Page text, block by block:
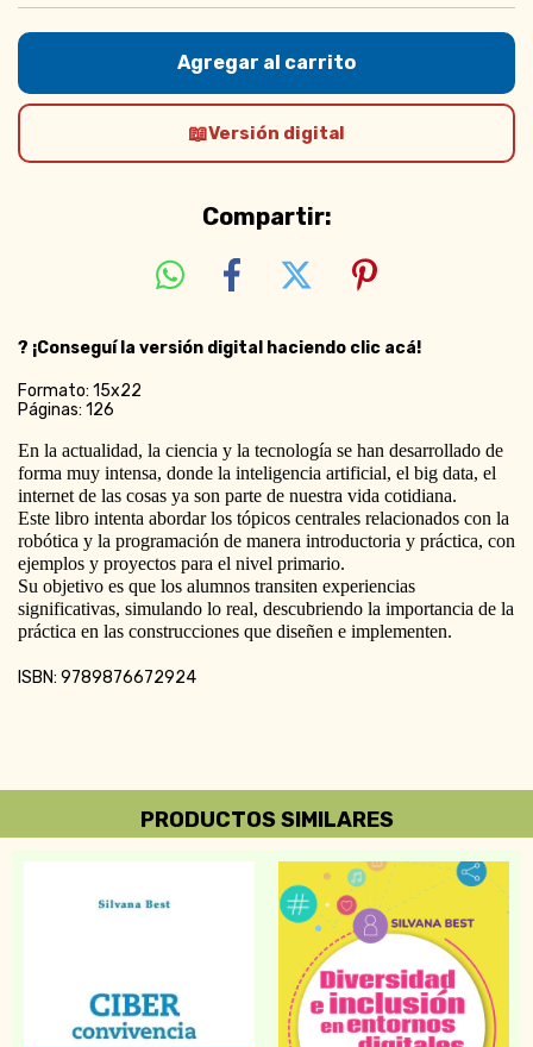
Versión digital
Compartir:
? ¡Conseguí la versión digital haciendo clic acá!
Formato: 15x22
Páginas: 126
En la actualidad, la ciencia y la tecnología se han desarrollado de
forma muy intensa, donde la inteligencia artificial, el big data, el
internet de las cosas ya son parte de nuestra vida cotidiana.
Este libro intenta abordar los tópicos centrales relacionados con la
robótica y la programación de manera introductoria y práctica, con
ejemplos y proyectos para el nivel primario.
Su objetivo es que los alumnos transiten experiencias
significativas, simulando lo real, descubriendo la importancia de la
práctica en las construcciones que diseñen e implementen.
ISBN: 9789876672924
PRODUCTOS SIMILARES